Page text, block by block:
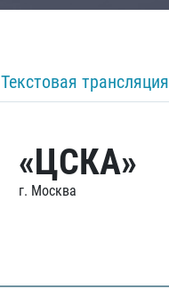
Текстовая трансляция
«ЦСКА»
г. Москва